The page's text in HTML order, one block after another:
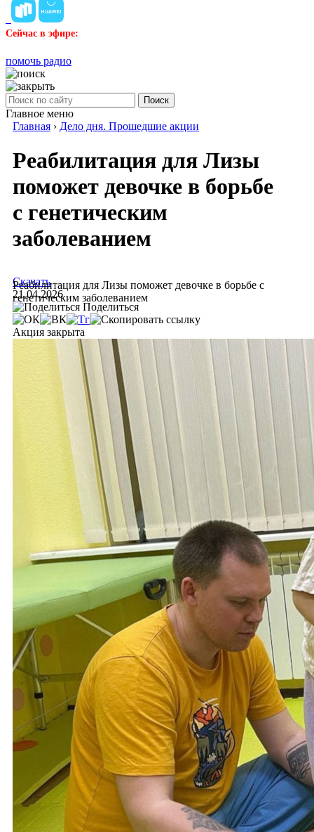
Сейчас в эфире:
помочь радио
Поиск
Главное меню
Главная › Дело дня. Прошедшие акции
Реабилитация для Лизы
поможет девочке в борьбе
с генетическим
заболеванием
Реабилитация для Лизы поможет девочке в борьбе с
генетическим заболеванием
Скачать
21.04.2026
Поделиться
Акция закрыта